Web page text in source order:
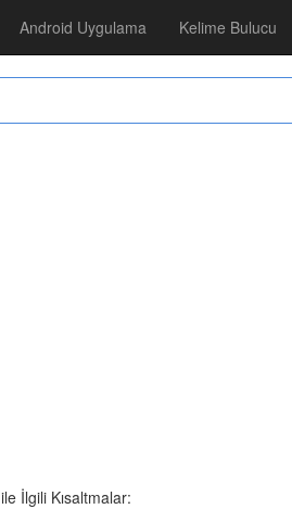
Android Uygulama Kelime Bulucu
ile İlgili Kısaltmalar: